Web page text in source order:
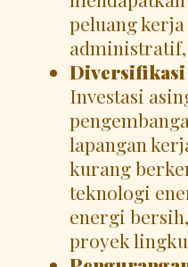
peluang
administratif,
Investasi
lapangan
kurang
teknologi
energi
proyek